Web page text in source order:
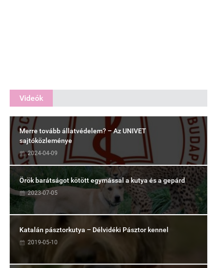
Videók
Merre tovább állatvédelem? – Az UNIVET
sajtóközleménye
2024-04-09
Örök barátságot kötött egymással a kutya és a gepárd
2023-07-05
Katalán pásztorkutya – Délvidéki Pásztor kennel
2019-05-10